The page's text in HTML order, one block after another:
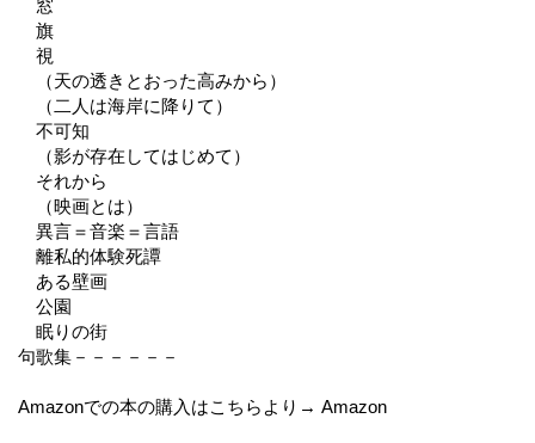
窓
旗
視
（天の透きとおった高みから）
（二人は海岸に降りて）
不可知
（影が存在してはじめて）
それから
（映画とは）
異言＝音楽＝言語
離私的体験死譚
ある壁画
公園
眠りの街
句歌集－－－－－－
Amazonでの本の購入はこちらより→ Amazon